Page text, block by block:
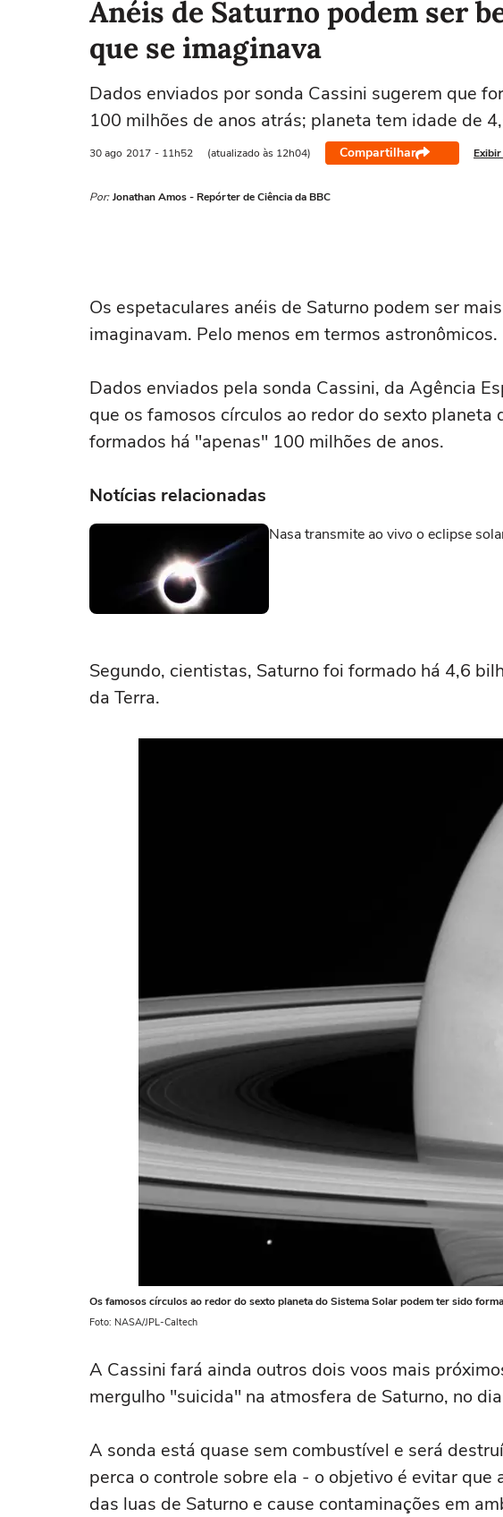
Anéis de Saturno podem ser
que se imaginava
Dados enviados por sonda Cassini sugerem que
100 milhões de anos atrás; planeta tem idade de
30 ago 2017 - 11h52 (atualizado às 12h04) Compartilhar
Por: Jonathan Amos - Repórter de Ciência da BBC
Os espetaculares anéis de Saturno podem ser
imaginavam. Pelo menos em termos astronômicos.
Dados enviados pela sonda Cassini, da Agência
que os famosos círculos ao redor do sexto planeta
formados há "apenas" 100 milhões de anos.
Notícias relacionadas
Nasa transmite ao vivo o eclipse
Segundo, cientistas, Saturno foi formado há 4,6
da Terra.
Os famosos círculos ao redor do sexto planeta do Sistema Solar podem ter sido
Foto: NASA/JPL-Caltech
A Cassini fará ainda outros dois voos mais
mergulho "suicida" na atmosfera de Saturno, no
A sonda está quase sem combustível e será
perca o controle sobre ela - o objetivo é evitar que
das luas de Saturno e cause contaminações em